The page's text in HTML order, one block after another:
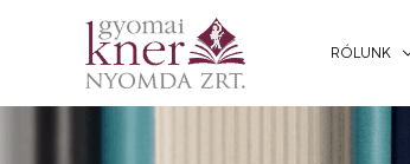
RÓLUNK